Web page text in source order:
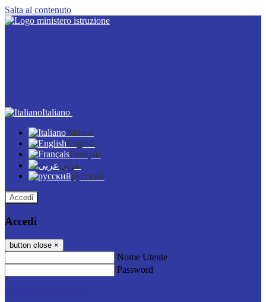
Salta al contenuto
Italiano
Italiano
English
Français
عربى
русский
Accedi
Accedi
button close ×
Nome Utente
Password